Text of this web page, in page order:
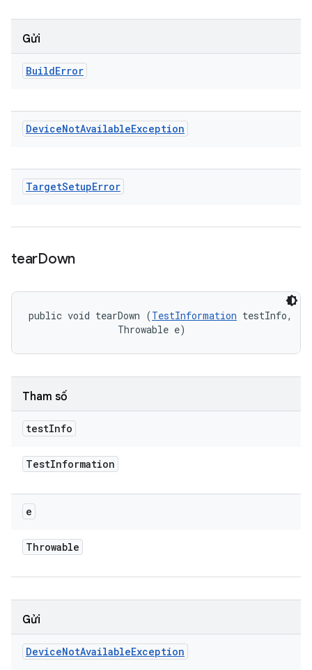
Gửi
BuildError
DeviceNotAvailableException
TargetSetupError
tearDown
public void tearDown (TestInformation testInfo,
                Throwable e)
Tham số
testInfo
TestInformation
e
Throwable
Gửi
DeviceNotAvailableException